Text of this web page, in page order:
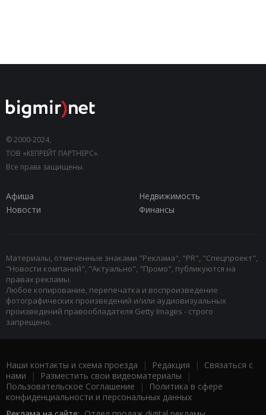
© 2000-2024,
ТОВ «КЕПРЕЙТ ПАРТНЕРС».
Все права защищены.
Афиша
Недвижимость
Новости
Финансы
Материалы, отмеченные знаками "Реклама", "PR", "Спецпроект",
"Новости компаний", "Актуально", "Промо", публикуются на
правах рекламы.
Любое копирование, перепечатка и воспроизведение
фотографических произведений и/или аудиовизуальных
произведений правообладателя Getty Images - строго
запрещено.
Наши контакты и схема проезда | Редакция | Связаться с
нами | Разместить свои видеоматериалы |
Пользовательское Соглашение |
Политика в сфере
конфиденциальности и персональных данных